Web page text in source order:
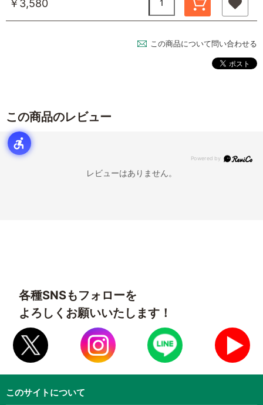
￥3,580
この商品について問い合わせる
この商品のレビュー
レビューはありません。
各種SNSもフォローを
よろしくお願いいたします！
このサイトについて